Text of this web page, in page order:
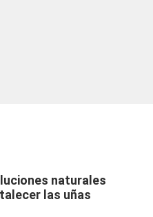
naturales
las uñas